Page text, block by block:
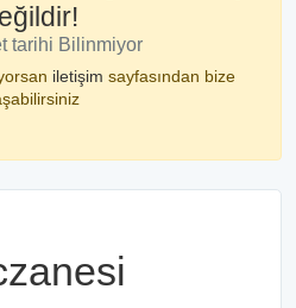
tarihi Bilinmiyor
iletişim sayfasından bize